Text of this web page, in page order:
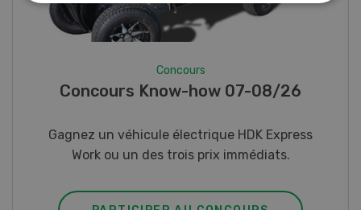
Photo mystère 07-08/26
Gagnez l’un des cinq couteaux de poche LANDI